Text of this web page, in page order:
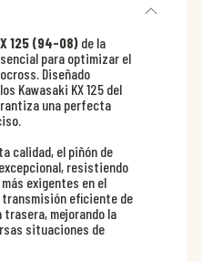
125 (94-08) de la
para optimizar el
Diseñado
Kawasaki KX 125 del
una perfecta
calidad, el piñón de
resistiendo
exigentes en el
transmisión eficiente de
mejorando la
situaciones de